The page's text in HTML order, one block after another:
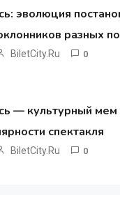
эволюция
разных
BiletCity.ru 0
— культурный мем
спектакля
BiletCity.ru 0